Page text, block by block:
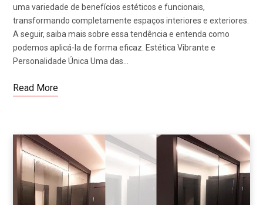
uma variedade de benefícios estéticos e funcionais,
transformando completamente espaços interiores e exteriores.
A seguir, saiba mais sobre essa tendência e entenda como
podemos aplicá-la de forma eficaz. Estética Vibrante e
Personalidade Única Uma das…
Read More